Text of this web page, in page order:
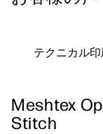
HP Latex エキ
PrintOS エキス
HP DesignJet テク
HP PageWide XL
HP Stitch プリンタ
ソリューションとサ
HP PrintOS プロ
セキュリティ
リソース
ブログ
テクニカル印
Meshtex
Stitch